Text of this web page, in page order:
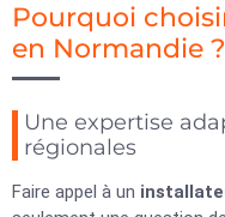
Pourquoi
en Normandie ?
Une expertise
régionales
Faire appel à un